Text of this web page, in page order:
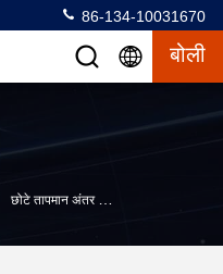
86-134-10031670
बोली
छोटे तापमान अंतर का पता लगाने के लिए ड्रोन उच्च संवेदनशील अवरक्त थर्मल कैमरा मॉड्यूल